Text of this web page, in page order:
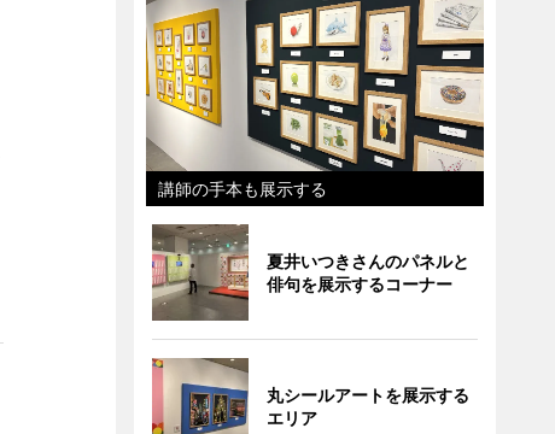
講師の手本も展示する
夏井いつきさんのパネルと
俳句を展示するコーナー
丸シールアートを展示する
エリア